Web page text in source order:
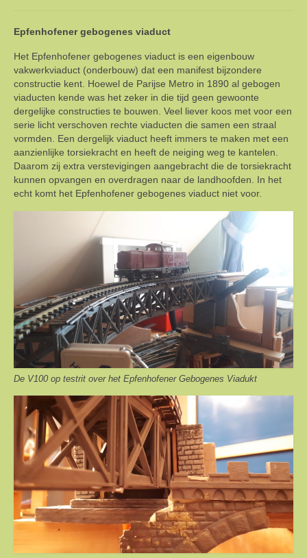
Webcam & Videos
Hoe het ooit begon
Contact
Epfenhofener gebogenes viaduct
Het Epfenhofener gebogenes viaduct is een eigenbouw
vakwerkviaduct (onderbouw) dat een manifest bijzondere
constructie kent. Hoewel de Parijse Metro in 1890 al gebogen
viaducten kende was het zeker in die tijd geen gewoonte
dergelijke constructies te bouwen. Veel liever koos met voor een
serie licht verschoven rechte viaducten die samen een straal
vormden. Een dergelijk viaduct heeft immers te maken met een
aanzienlijke torsiekracht en heeft de neiging weg te kantelen.
Daarom zij extra verstevigingen aangebracht die de torsiekracht
kunnen opvangen en overdragen naar de landhoofden. In het
echt komt het Epfenhofener gebogenes viaduct niet voor.
De V100 op testrit over het Epfenhofener Gebogenes Viadukt